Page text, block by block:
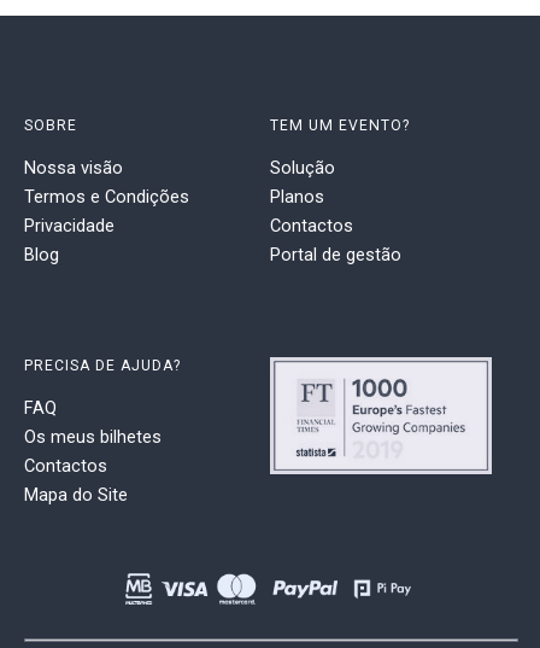
SOBRE
Nossa visão
Termos e Condições
Privacidade
Blog
TEM UM EVENTO?
Solução
Planos
Contactos
Portal de gestão
PRECISA DE AJUDA?
FAQ
Os meus bilhetes
Contactos
Mapa do Site